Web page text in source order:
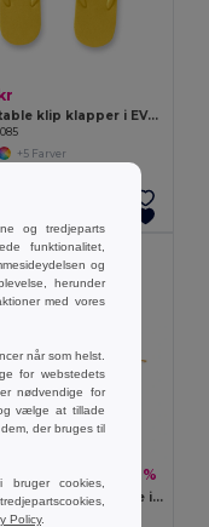
komfortable klip klapper i EVA og med PVC rem
+5 Farver
-6%
BANDIDO Bandana/tørklæde i polybomuld
og tredjeparts
funktionalitet,
og
herunder
med vores
når som helst.
for webstedets
nødvendige for
vælge at tillade
der bruges til
cookies,
Policy.